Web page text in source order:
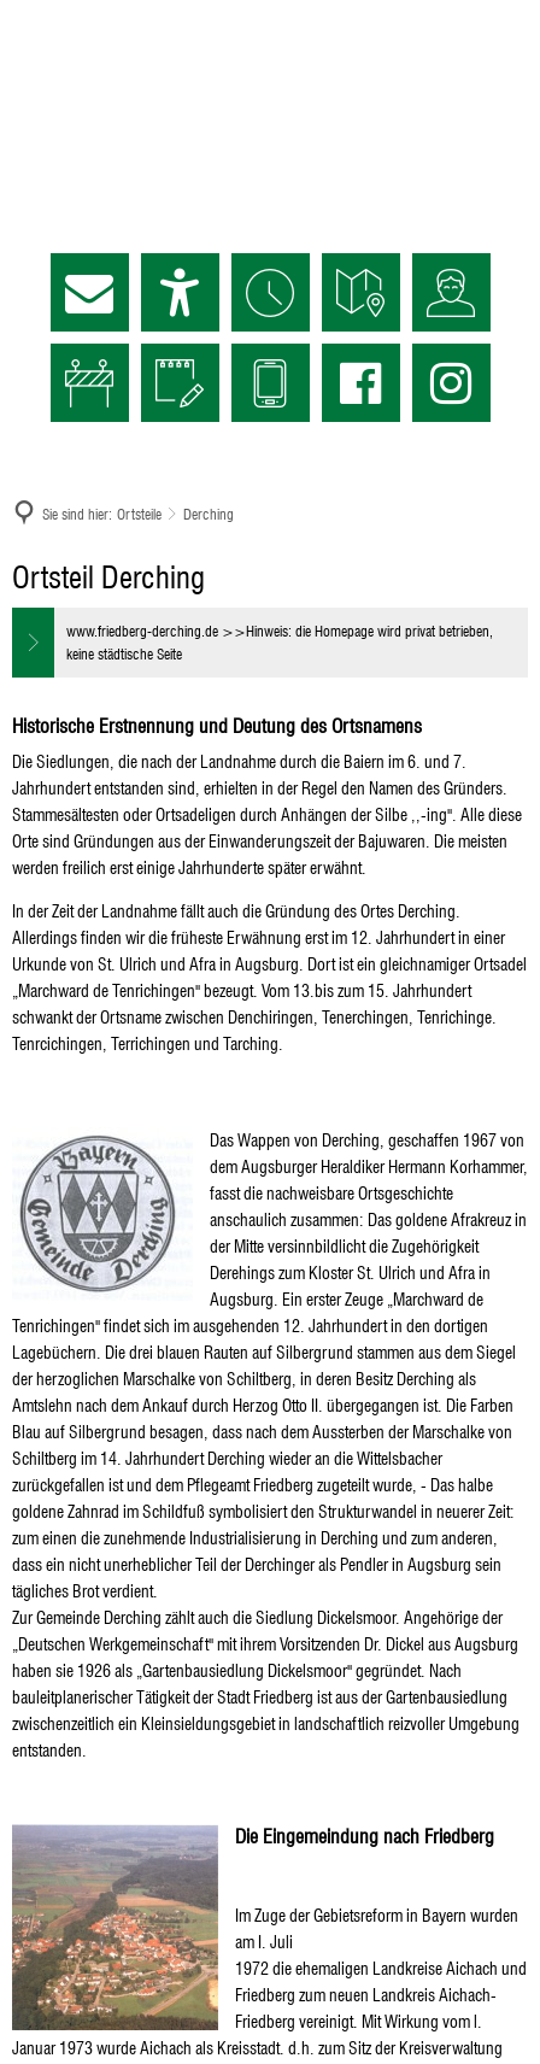
Sie sind hier: Ortsteile Derching
Derching
Ortsteil Derching
www.friedberg-derching.de >>Hinweis: die Homepage wird privat betrieben,
keine städtische Seite
Historische Erstnennung und Deutung des Ortsnamens
Die Siedlungen, die nach der Landnahme durch die Baiern im 6. und 7.
Jahrhundert entstanden sind, erhielten in der Regel den Namen des Gründers.
Stammesältesten oder Ortsadeligen durch Anhängen der Silbe ,,-ing". Alle diese
Orte sind Gründungen aus der Einwanderungszeit der Bajuwaren. Die meisten
werden freilich erst einige Jahrhunderte später erwähnt.
In der Zeit der Landnahme fällt auch die Gründung des Ortes Derching.
Allerdings finden wir die früheste Erwähnung erst im 12. Jahrhundert in einer
Urkunde von St. Ulrich und Afra in Augsburg. Dort ist ein gleichnamiger Ortsadel
„Marchward de Tenrichingen" bezeugt. Vom 13.bis zum 15. Jahrhundert
schwankt der Ortsname zwischen Denchiringen, Tenerchingen, Tenrichinge.
Tenrcichingen, Terrichingen und Tarching.
Das Wappen von Derching, geschaffen 1967 von
dem Augsburger Heraldiker Hermann Korhammer,
fasst die nachweisbare Ortsgeschichte
anschaulich zusammen: Das goldene Afrakreuz in
der Mitte versinnbildlicht die Zugehörigkeit
Derehings zum Kloster St. Ulrich und Afra in
Augsburg. Ein erster Zeuge „Marchward de
Tenrichingen" findet sich im ausgehenden 12. Jahrhundert in den dortigen
Lagebüchern. Die drei blauen Rauten auf Silbergrund stammen aus dem Siegel
der herzoglichen Marschalke von Schiltberg, in deren Besitz Derching als
Amtslehn nach dem Ankauf durch Herzog Otto II. übergegangen ist. Die Farben
Blau auf Silbergrund besagen, dass nach dem Aussterben der Marschalke von
Schiltberg im 14. Jahrhundert Derching wieder an die Wittelsbacher
zurückgefallen ist und dem Pflegeamt Friedberg zugeteilt wurde, - Das halbe
goldene Zahnrad im Schildfuß symbolisiert den Strukturwandel in neuerer Zeit:
zum einen die zunehmende Industrialisierung in Derching und zum anderen,
dass ein nicht unerheblicher Teil der Derchinger als Pendler in Augsburg sein
tägliches Brot verdient.
Zur Gemeinde Derching zählt auch die Siedlung Dickelsmoor. Angehörige der
„Deutschen Werkgemeinschaft" mit ihrem Vorsitzenden Dr. Dickel aus Augsburg
haben sie 1926 als „Gartenbausiedlung Dickelsmoor" gegründet. Nach
bauleitplanerischer Tätigkeit der Stadt Friedberg ist aus der Gartenbausiedlung
zwischenzeitlich ein Kleinsieldungsgebiet in landschaftlich reizvoller Umgebung
entstanden.
Die Eingemeindung nach Friedberg
Im Zuge der Gebietsreform in Bayern wurden
am I. Juli
1972 die ehemaligen Landkreise Aichach und
Friedberg zum neuen Landkreis Aichach-
Friedberg vereinigt. Mit Wirkung vom l.
Januar 1973 wurde Aichach als Kreisstadt. d.h. zum Sitz der Kreisverwaltung